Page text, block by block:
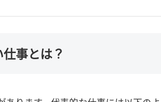
事とは？